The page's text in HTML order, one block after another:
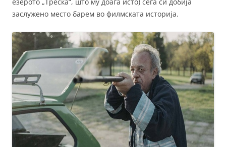
езерото „Треска“, што му доаѓа исто) сега си добија
заслужено место барем во филмската историја.